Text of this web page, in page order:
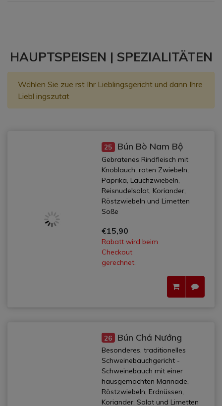
HAUPTSPEISEN | SPEZIALITÄTEN
Wählen Sie zue rst Ihr Lieblingsgericht und dann Ihre
Liebl ingszutat
25 Bún Bò Nam Bộ
Gebratenes Rindfleisch mit
Knoblauch, roten Zwiebeln,
Paprika, Lauchzwiebeln,
Reisnudelsalat, Koriander,
Röstzwiebeln und Limetten
Soße
€15,90
Rabatt wird beim
Checkout
gerechnet.
26 Bún Chả Nướng
Besonderes, traditionelles
Schweinebauchgericht -
Schweinebauch mit einer
hausgemachten Marinade,
Röstzwiebeln, Erdnüssen,
Koriander, Salat und Limetten